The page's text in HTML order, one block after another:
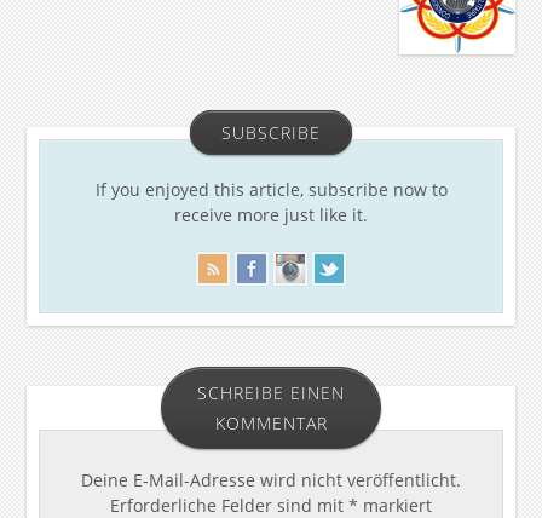
SUBSCRIBE
If you enjoyed this article, subscribe now to
receive more just like it.
SCHREIBE EINEN
KOMMENTAR
Deine E-Mail-Adresse wird nicht veröffentlicht.
Erforderliche Felder sind mit * markiert